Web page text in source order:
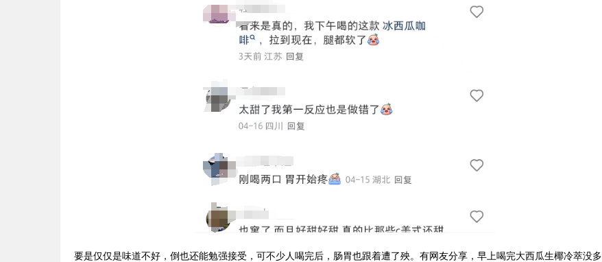
要是仅仅是味道不好，倒也还能勉强接受，可不少人喝完后，肠胃也跟着遭了殃。有网友分享，早上喝完大西瓜生椰冷萃没多